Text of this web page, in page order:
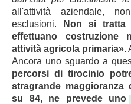
all'attività aziendale,
esclusioni.
Non si
effettuano costruzione
attività agricola primaria».
Ancora uno sguardo a
percorsi di tirocinio
stragrande maggioranza
su 84, ne prevede uno